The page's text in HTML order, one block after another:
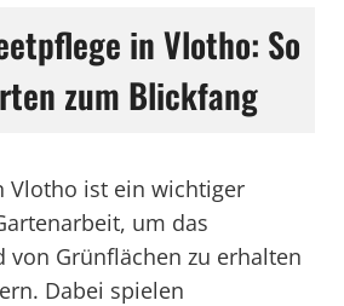
in Vlotho: So
zum Blickfang
Vlotho ist ein wichtiger
um das
von Grünflächen zu erhalten
Dabei spielen